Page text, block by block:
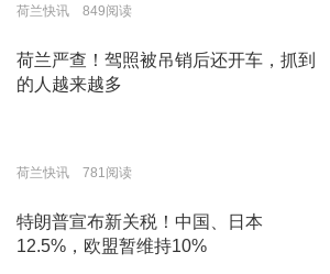
荷兰快讯 849阅读
荷兰严查！驾照被吊销后还开车，抓到
的人越来越多
荷兰快讯 781阅读
特朗普宣布新关税！中国、日本
12.5%，欧盟暂维持10%